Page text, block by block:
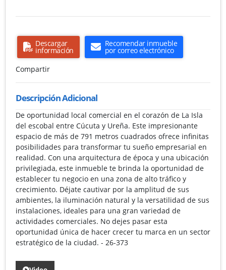
Descargar
información
Recomendar inmueble
por correo electrónico
Compartir
Descripción Adicional
De oportunidad local comercial en el corazón de La Isla
del escobal entre Cúcuta y Ureña. Este impresionante
espacio de más de 791 metros cuadrados ofrece infinitas
posibilidades para transformar tu sueño empresarial en
realidad. Con una arquitectura de época y una ubicación
privilegiada, este inmueble te brinda la oportunidad de
establecer tu negocio en una zona de alto tráfico y
crecimiento. Déjate cautivar por la amplitud de sus
ambientes, la iluminación natural y la versatilidad de sus
instalaciones, ideales para una gran variedad de
actividades comerciales. No dejes pasar esta
oportunidad única de hacer crecer tu marca en un sector
estratégico de la ciudad. - 26-373